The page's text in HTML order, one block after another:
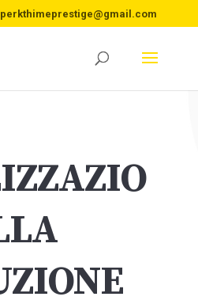
perkthimeprestige@gmail.com